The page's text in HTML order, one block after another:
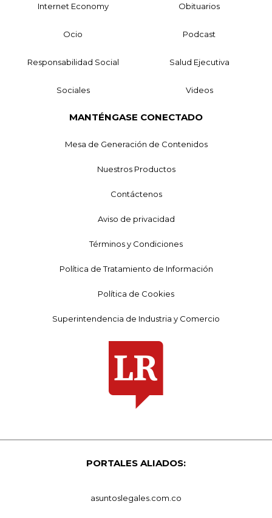
Internet Economy Obituarios
Ocio Podcast
Responsabilidad Social Salud Ejecutiva
Sociales Videos
MANTÉNGASE CONECTADO
Mesa de Generación de Contenidos
Nuestros Productos
Contáctenos
Aviso de privacidad
Términos y Condiciones
Política de Tratamiento de Información
Política de Cookies
Superintendencia de Industria y Comercio
PORTALES ALIADOS:
asuntoslegales.com.co